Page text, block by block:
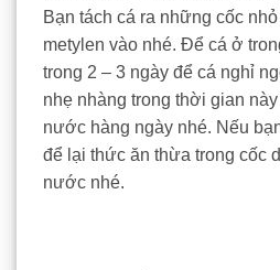
Bạn tách cá ra những cốc
metylen vào nhé. Để cá ở
trong 2 – 3 ngày để cá nghỉ
nhẹ nhàng trong thời gian
nước hàng ngày nhé. Nếu
để lại thức ăn thừa trong cốc
nước nhé.